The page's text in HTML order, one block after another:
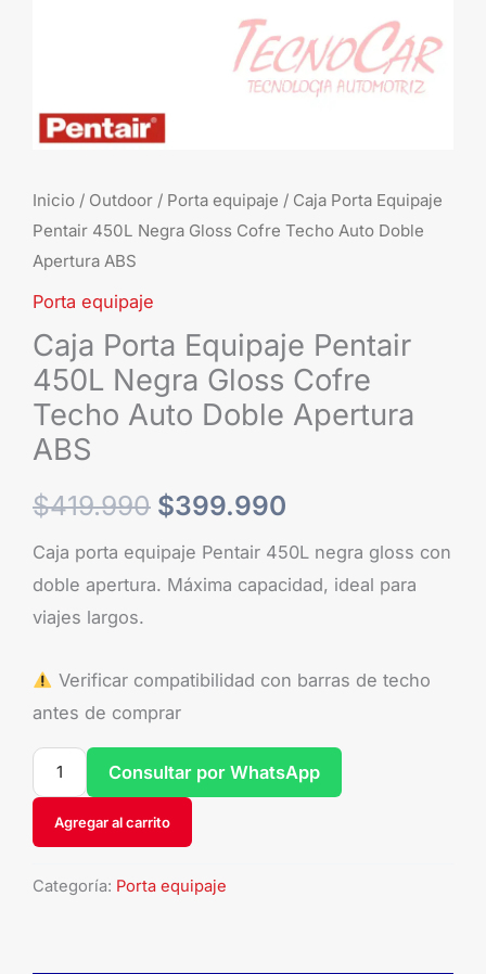
Inicio / Outdoor / Porta equipaje / Caja Porta Equipaje
Pentair 450L Negra Gloss Cofre Techo Auto Doble
Apertura ABS
Porta equipaje
Caja Porta Equipaje Pentair
450L Negra Gloss Cofre
Techo Auto Doble Apertura
ABS
$419.990 $399.990
Caja porta equipaje Pentair 450L negra gloss con
doble apertura. Máxima capacidad, ideal para
viajes largos.
Verificar compatibilidad con barras de techo
antes de comprar
ABS
Agregar al carrito
Consultar por WhatsApp
Categoría: Porta equipaje